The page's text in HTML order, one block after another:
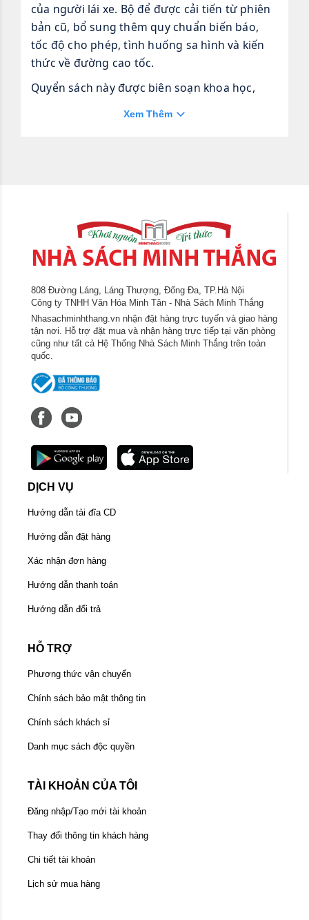
của người lái xe. Bộ để được cải tiến từ phiên
bản cũ, bổ sung thêm quy chuẩn biến báo,
tốc độ cho phép, tình huống sa hình và kiến
thức về đường cao tốc.
Quyển sách này được biên soạn khoa học,
Xem Thêm
808 Đường Láng, Láng Thượng, Đống Đa, TP.Hà Nội
Công ty TNHH Văn Hóa Minh Tân - Nhà Sách Minh Thắng
Nhasachminhthang.vn nhận đặt hàng trực tuyến và giao hàng
tận nơi. Hỗ trợ đặt mua và nhận hàng trực tiếp tại văn phòng
cũng như tất cả Hệ Thống Nhà Sách Minh Thắng trên toàn
quốc.
DỊCH VỤ
Hướng dẫn tải đĩa CD
Hướng dẫn đặt hàng
Xác nhận đơn hàng
Hướng dẫn thanh toán
Hướng dẫn đổi trả
HỖ TRỢ
Phương thức vận chuyển
Chính sách bảo mật thông tin
Chính sách khách sỉ
Danh mục sách độc quyền
TÀI KHOẢN CỦA TÔI
Đăng nhập/Tạo mới tài khoản
Thay đổi thông tin khách hàng
Chi tiết tài khoản
Lịch sử mua hàng